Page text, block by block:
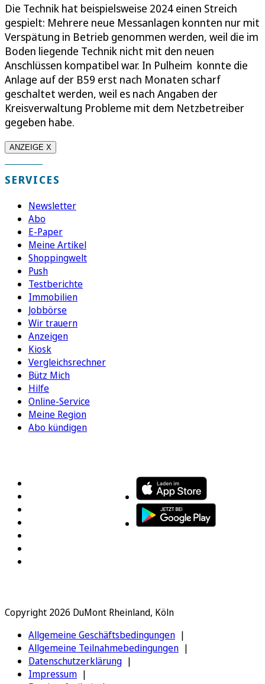
Die Technik hat beispielsweise 2024 einen Streich
gespielt: Mehrere neue Messanlagen konnten nur mit
Verspätung in Betrieb genommen werden, weil die im
Boden liegende Technik nicht mit den neuen
Anschlüssen kompatibel war. In Pulheim konnte die
Anlage auf der B59 erst nach Monaten scharf
geschaltet werden, weil es nach Angaben der
Kreisverwaltung Probleme mit dem Netzbetreiber
gegeben habe.
ANZEIGE X
SERVICES
Newsletter
Abo
E-Paper
Meine Artikel
Shoppingwelt
Push
Testberichte
Immobilien
Jobbörse
Wir trauern
Anzeigen
Kiosk
Vergleichsrechner
Bütz Mich
Hilfe
Online-Service
Meine Region
Abo kündigen
Copyright 2026 DuMont Rheinland, Köln
Allgemeine Geschäftsbedingungen
Allgemeine Teilnahmebedingungen
Datenschutzerklärung
Impressum